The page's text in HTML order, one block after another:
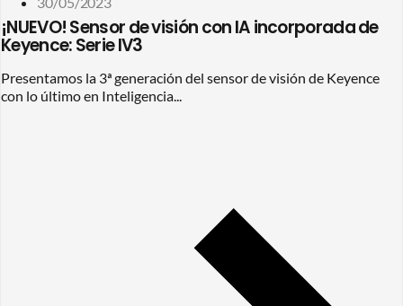
¡NUEVO! Sensor de visión con IA incorporada de
Keyence: Serie IV3
Presentamos la 3ª generación del sensor de visión de Keyence
con lo último en Inteligencia...